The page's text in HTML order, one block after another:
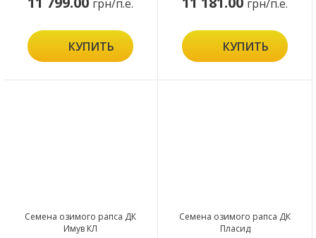
грн/п.е.
КУПИТЬ
грн/п.е.
КУПИТЬ
Семена озимого рапса ДК
Имув КЛ
Семена озимого рапса ДК
Пласид